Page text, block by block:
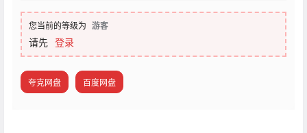
您当前的等级为 游客
请先 登录
夸克网盘 百度网盘